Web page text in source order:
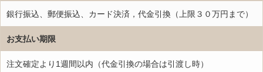
銀行振込、郵便振込、カード決済，代金引換（上限３０万円まで）
お支払い期限
注文確定より1週間以内（代金引換の場合は引渡し時）